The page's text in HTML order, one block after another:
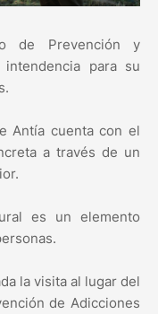
de Prevención y
para su
Antía cuenta con el
a través de un
es un elemento
la visita al lugar del
de Adicciones